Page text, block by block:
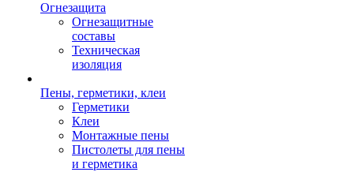
Огнезащита
Огнезащитные
составы
Техническая
изоляция
Пены, герметики, клеи
Герметики
Клеи
Монтажные пены
Пистолеты для пены
и герметика